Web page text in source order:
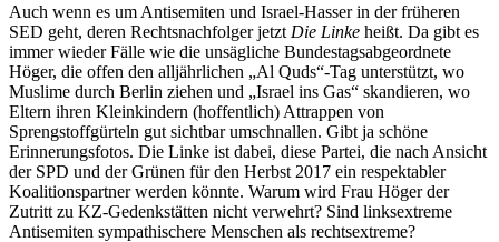
Auch wenn es um Antisemiten und Israel-Hasser in der früheren
SED geht, deren Rechtsnachfolger jetzt Die Linke heißt. Da gibt es
immer wieder Fälle wie die unsägliche Bundestagsabgeordnete
Höger, die offen den alljährlichen „Al Quds“-Tag unterstützt, wo
Muslime durch Berlin ziehen und „Israel ins Gas“ skandieren, wo
Eltern ihren Kleinkindern (hoffentlich) Attrappen von
Sprengstoffgürteln gut sichtbar umschnallen. Gibt ja schöne
Erinnerungsfotos. Die Linke ist dabei, diese Partei, die nach Ansicht
der SPD und der Grünen für den Herbst 2017 ein respektabler
Koalitionspartner werden könnte. Warum wird Frau Höger der
Zutritt zu KZ-Gedenkstätten nicht verwehrt? Sind linksextreme
Antisemiten sympathischere Menschen als rechtsextreme?